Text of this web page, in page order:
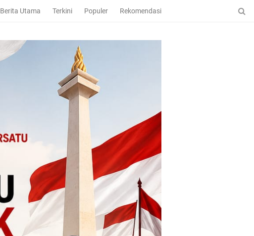
Berita Utama Terkini Populer Rekomendasi